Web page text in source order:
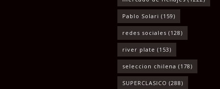
Pablo Solari (159)
redes sociales (128)
river plate (153)
seleccion chilena (178)
SUPERCLASICO (288)